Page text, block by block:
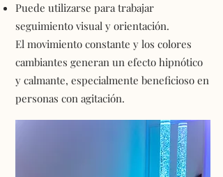
Puede utilizarse para trabajar
seguimiento visual y orientación.
El movimiento constante y los colores
cambiantes generan un efecto hipnótico
y calmante, especialmente beneficioso en
personas con agitación.